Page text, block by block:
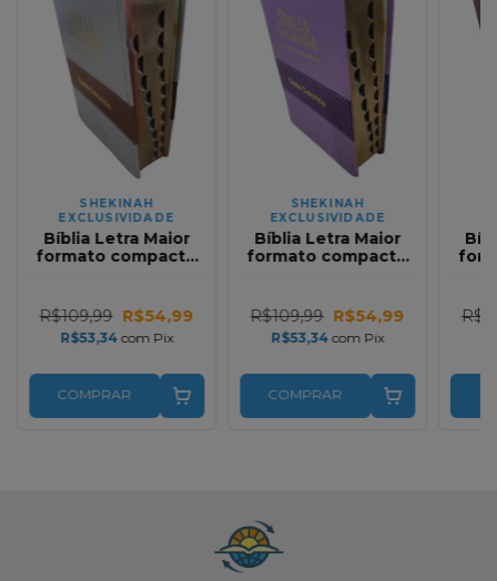
SHEKINAH
EXCLUSIVIDADE
Bíblia Letra Maior
formato compacto
Bicolor Creme e
Marrom com Índice
R$109,99 R$54,99
R$53,34com Pix
COMPRAR
SHEKINAH
EXCLUSIVIDADE
Bíblia Letra Maior
formato compacto
Bicolor Lilas e Roxa
com Índice
R$109,99 R$54,99
R$53,34com Pix
COMPRAR